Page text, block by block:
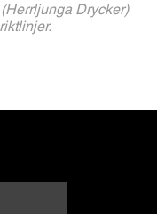
Drycker)